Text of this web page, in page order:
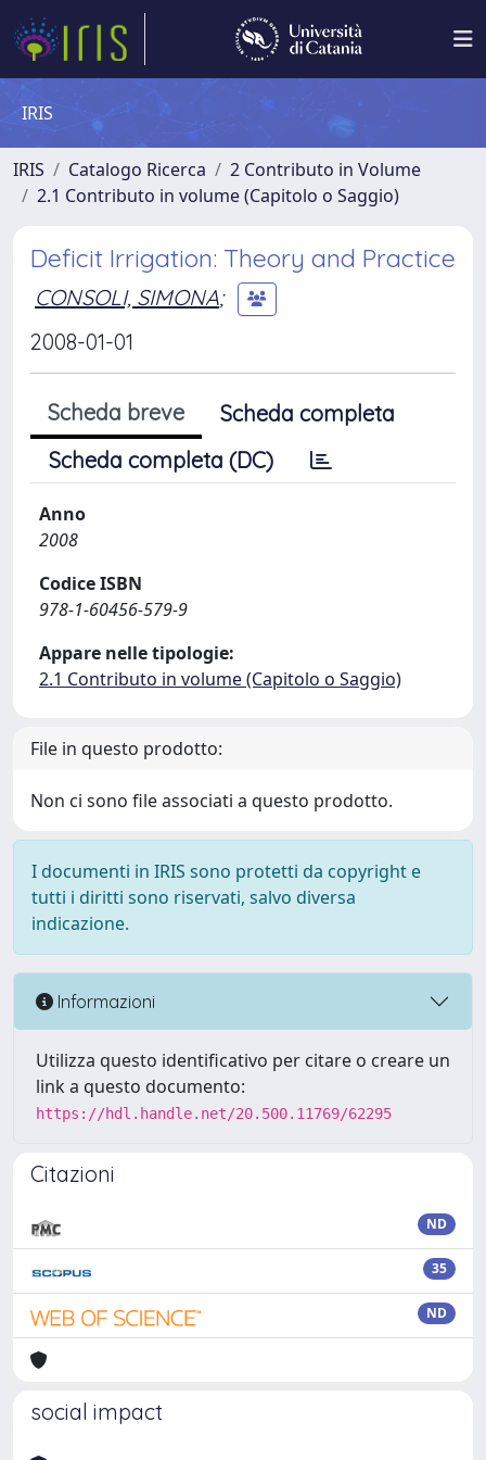
IRIS
IRIS Catalogo Ricerca
2 Contributo in Volume
2.1 Contributo in volume (Capitolo o Saggio)
Deficit Irrigation: Theory and Practice
CONSOLI, SIMONA;
2008-01-01
Scheda breve
Scheda completa
Scheda completa (DC)
Anno
2008
Codice ISBN
978-1-60456-579-9
Appare nelle tipologie:
2.1 Contributo in volume (Capitolo o Saggio)
File in questo prodotto:
Non ci sono file associati a questo prodotto.
I documenti in IRIS sono protetti da copyright e
tutti i diritti sono riservati, salvo diversa
indicazione.
Informazioni
Utilizza questo identificativo per citare o creare un
link a questo documento:
https://hdl.handle.net/20.500.11769/62295
Citazioni
ND
35
ND
social impact